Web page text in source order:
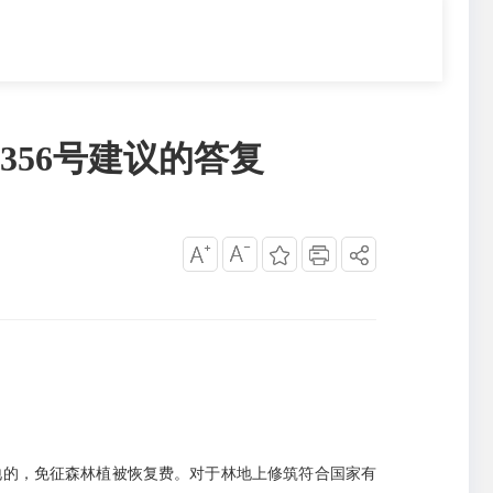
号建议的答复
，免征森林植被恢复费。对于林地上修筑符合国家有